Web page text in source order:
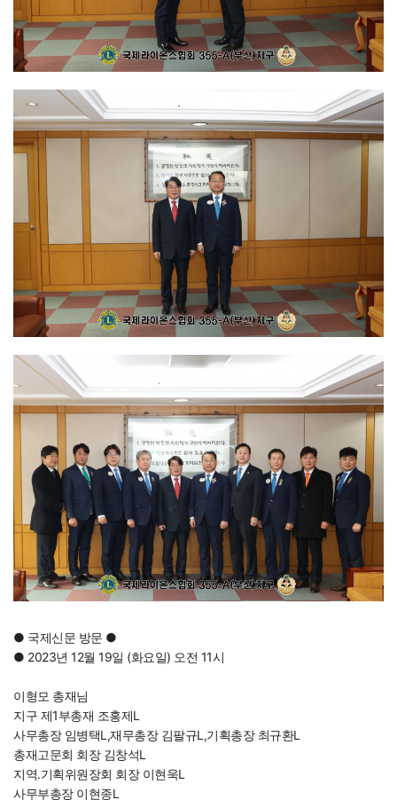
● 국제신문 방문 ●
● 2023년 12월 19일 (화요일) 오전 11시
이형모 총재님
지구 제1부총재 조홍제L
사무총장 임병택L,재무총장 김팔규L,기획총장 최규환L
총재고문회 회장 김창석L
지역.기획위원장회 회장 이현욱L
사무부총장 이현종L